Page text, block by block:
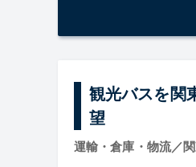
観光バスを関
望
運輸・倉庫・物流／